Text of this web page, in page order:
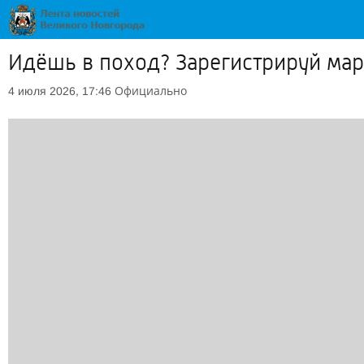
Идёшь в поход? Зарегистрируй
4 июля 2026, 17:46 Официально